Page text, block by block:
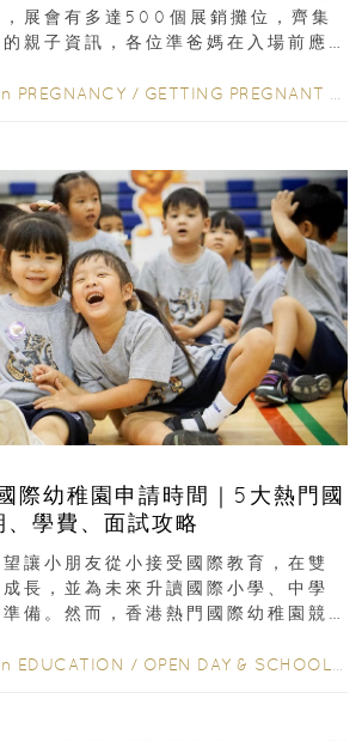
展會有多達500個展銷攤位，齊集
親子資訊，各位準爸媽在入場前應
PREGNANCY / GETTING PREGNANT
幼稚園申請時間｜5大熱門國
學費、面試攻略
讓小朋友從小接受國際教育，在雙
長，並為未來升讀國際小學、中學
備。然而，香港熱門國際幼稚園競
EDUCATION / OPEN DAY & SCHOOL EVENTS